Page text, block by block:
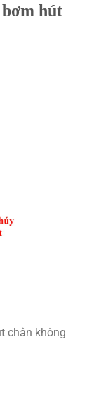
hút
chân không